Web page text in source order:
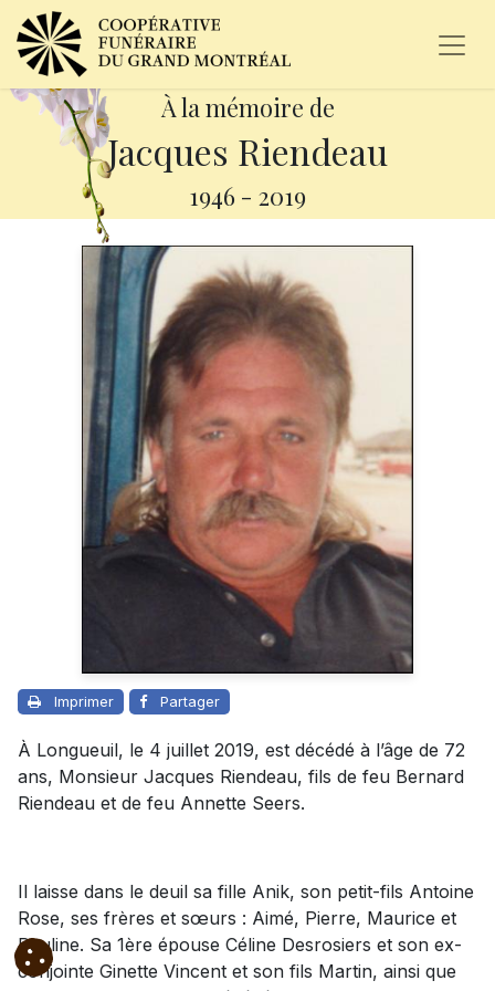
À la mémoire de
Jacques Riendeau
1946 - 2019
Imprimer Partager
À Longueuil, le 4 juillet 2019, est décédé à l’âge de 72
ans, Monsieur Jacques Riendeau, fils de feu Bernard
Riendeau et de feu Annette Seers.
Il laisse dans le deuil sa fille Anik, son petit-fils Antoine
Rose, ses frères et sœurs : Aimé, Pierre, Maurice et
Pauline. Sa 1ère épouse Céline Desrosiers et son ex-
conjointe Ginette Vincent et son fils Martin, ainsi que